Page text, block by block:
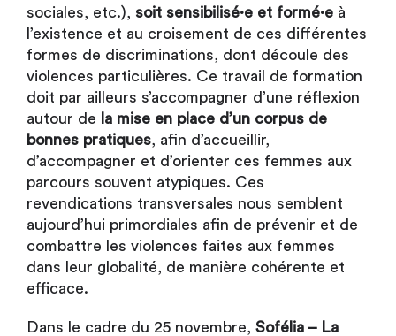
sociales, etc.), soit sensibilisé·e et formé·e à
l’existence et au croisement de ces différentes
formes de discriminations, dont découle des
violences particulières. Ce travail de formation
doit par ailleurs s’accompagner d’une réflexion
autour de
la mise en place d’un corpus de
bonnes pratiques, afin d’accueillir,
d’accompagner et d’orienter ces femmes aux
parcours souvent atypiques. Ces
revendications transversales nous semblent
aujourd’hui primordiales afin de prévenir et de
combattre les violences faites aux femmes
dans leur globalité, de manière cohérente et
efficace.
Dans le cadre du 25 novembre, Sofélia – La